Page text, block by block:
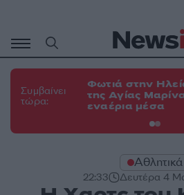
περιεχόμενο
Συμβαίνει
τώρα:
Φωτιά στην
της Αγίας
εναέρια μέσα
Αθλητικά
22:33 Δευτέρα 4